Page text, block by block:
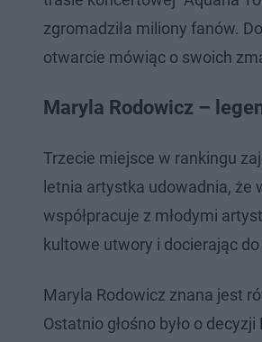
zgromadziła miliony fanów.
otwarcie mówiąc o swoich
Maryla Rodowicz –
Trzecie miejsce w rankingu
letnia artystka udowadnia, że
współpracuje z młodymi
kultowe utwory i docierając
Maryla Rodowicz znana jest
Ostatnio głośno było o